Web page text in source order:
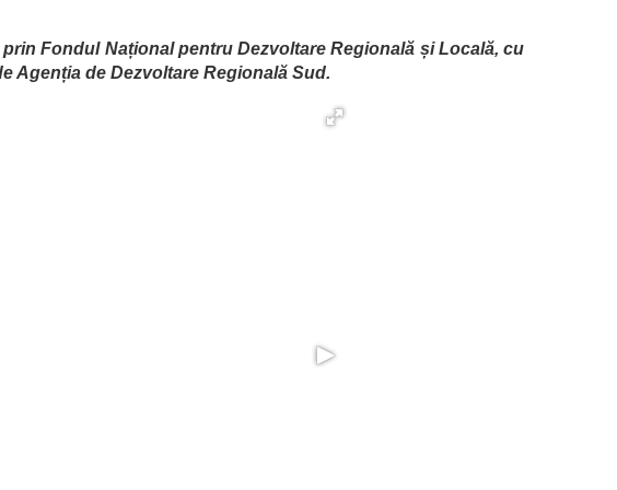
Fondul Național pentru Dezvoltare Regională și Locală, cu
Agenția de Dezvoltare Regională Sud.